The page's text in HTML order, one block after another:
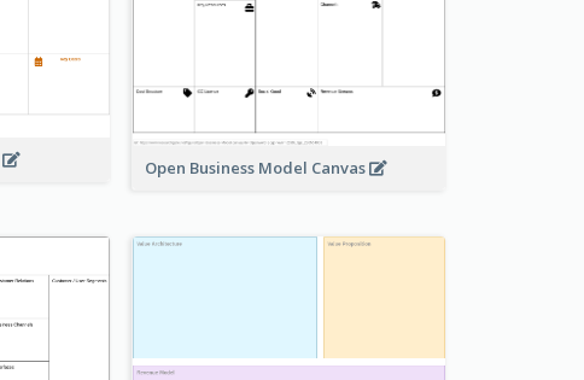
Open Business Model Canvas